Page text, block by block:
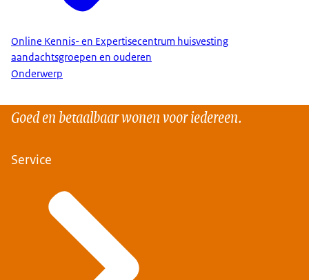
Online Kennis- en Expertisecentrum huisvesting
aandachtsgroepen en ouderen
Onderwerp
Goed en betaalbaar wonen voor iedereen.
Service